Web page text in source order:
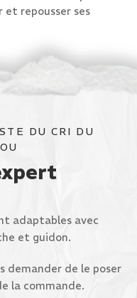
repousser ses
DU CRI DU
adaptables avec
et guidon.
demander de le poser
la commande.